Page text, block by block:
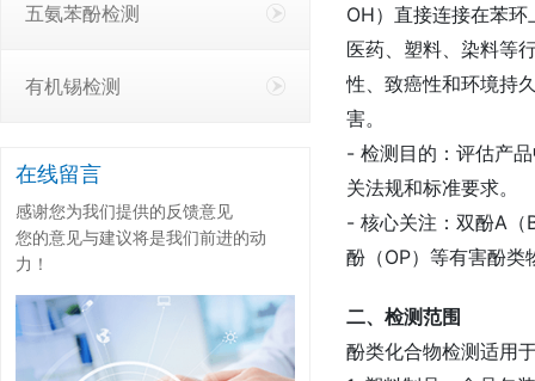
五氨苯酚检测
有机锡检测
在线留言
感谢您为我们提供的反馈意见
您的意见与建议将是我们前进的动
力！
OH）直接连接在苯
医药、塑料、染料等
性、致癌性和环境持
害。
- 检测目的：评估产
关法规和标准要求。
- 核心关注：双酚A（
酚（OP）等有害酚
二、检测范围
酚类化合物检测适用